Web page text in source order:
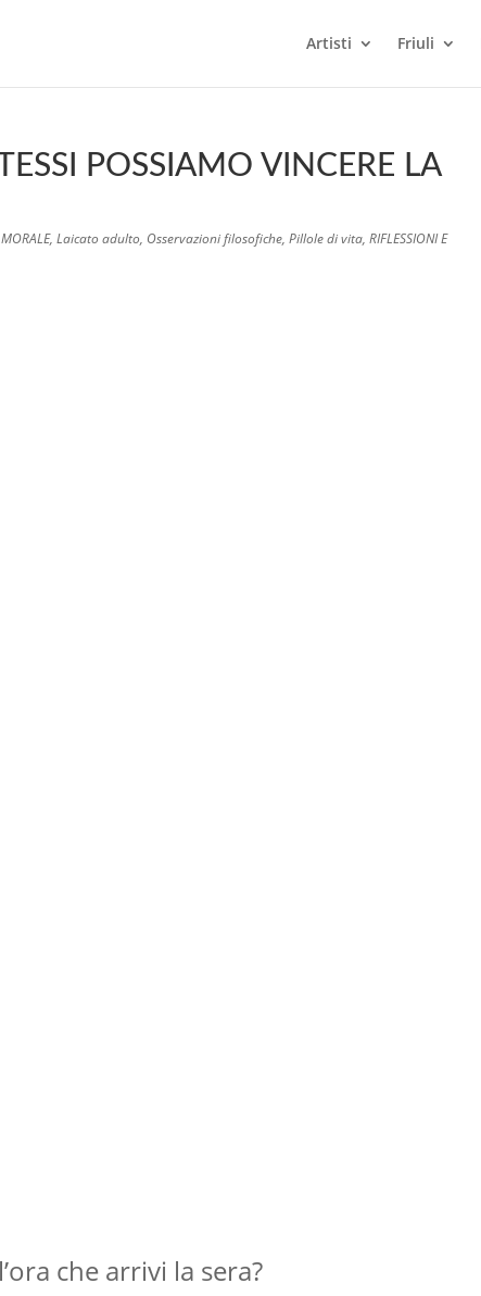
Artisti Friuli
POSSIAMO VINCERE LA
, Laicato adulto, Osservazioni filosofiche, Pillole di vita, RIFLESSIONI E
che arrivi la sera?